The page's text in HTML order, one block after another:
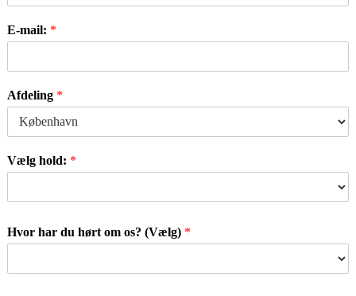
E-mail: *
Afdeling *
Vælg hold: *
Hvor har du hørt om os? (Vælg) *